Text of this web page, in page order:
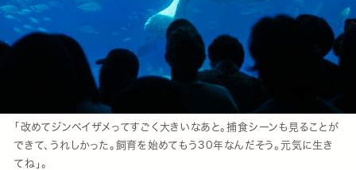
「改めてジンベイザメってすごく大きいなあと。捕食シーンも見ることが
できて、うれしかった。飼育を始めてもう30年なんだそう。元気に生き
てね」。